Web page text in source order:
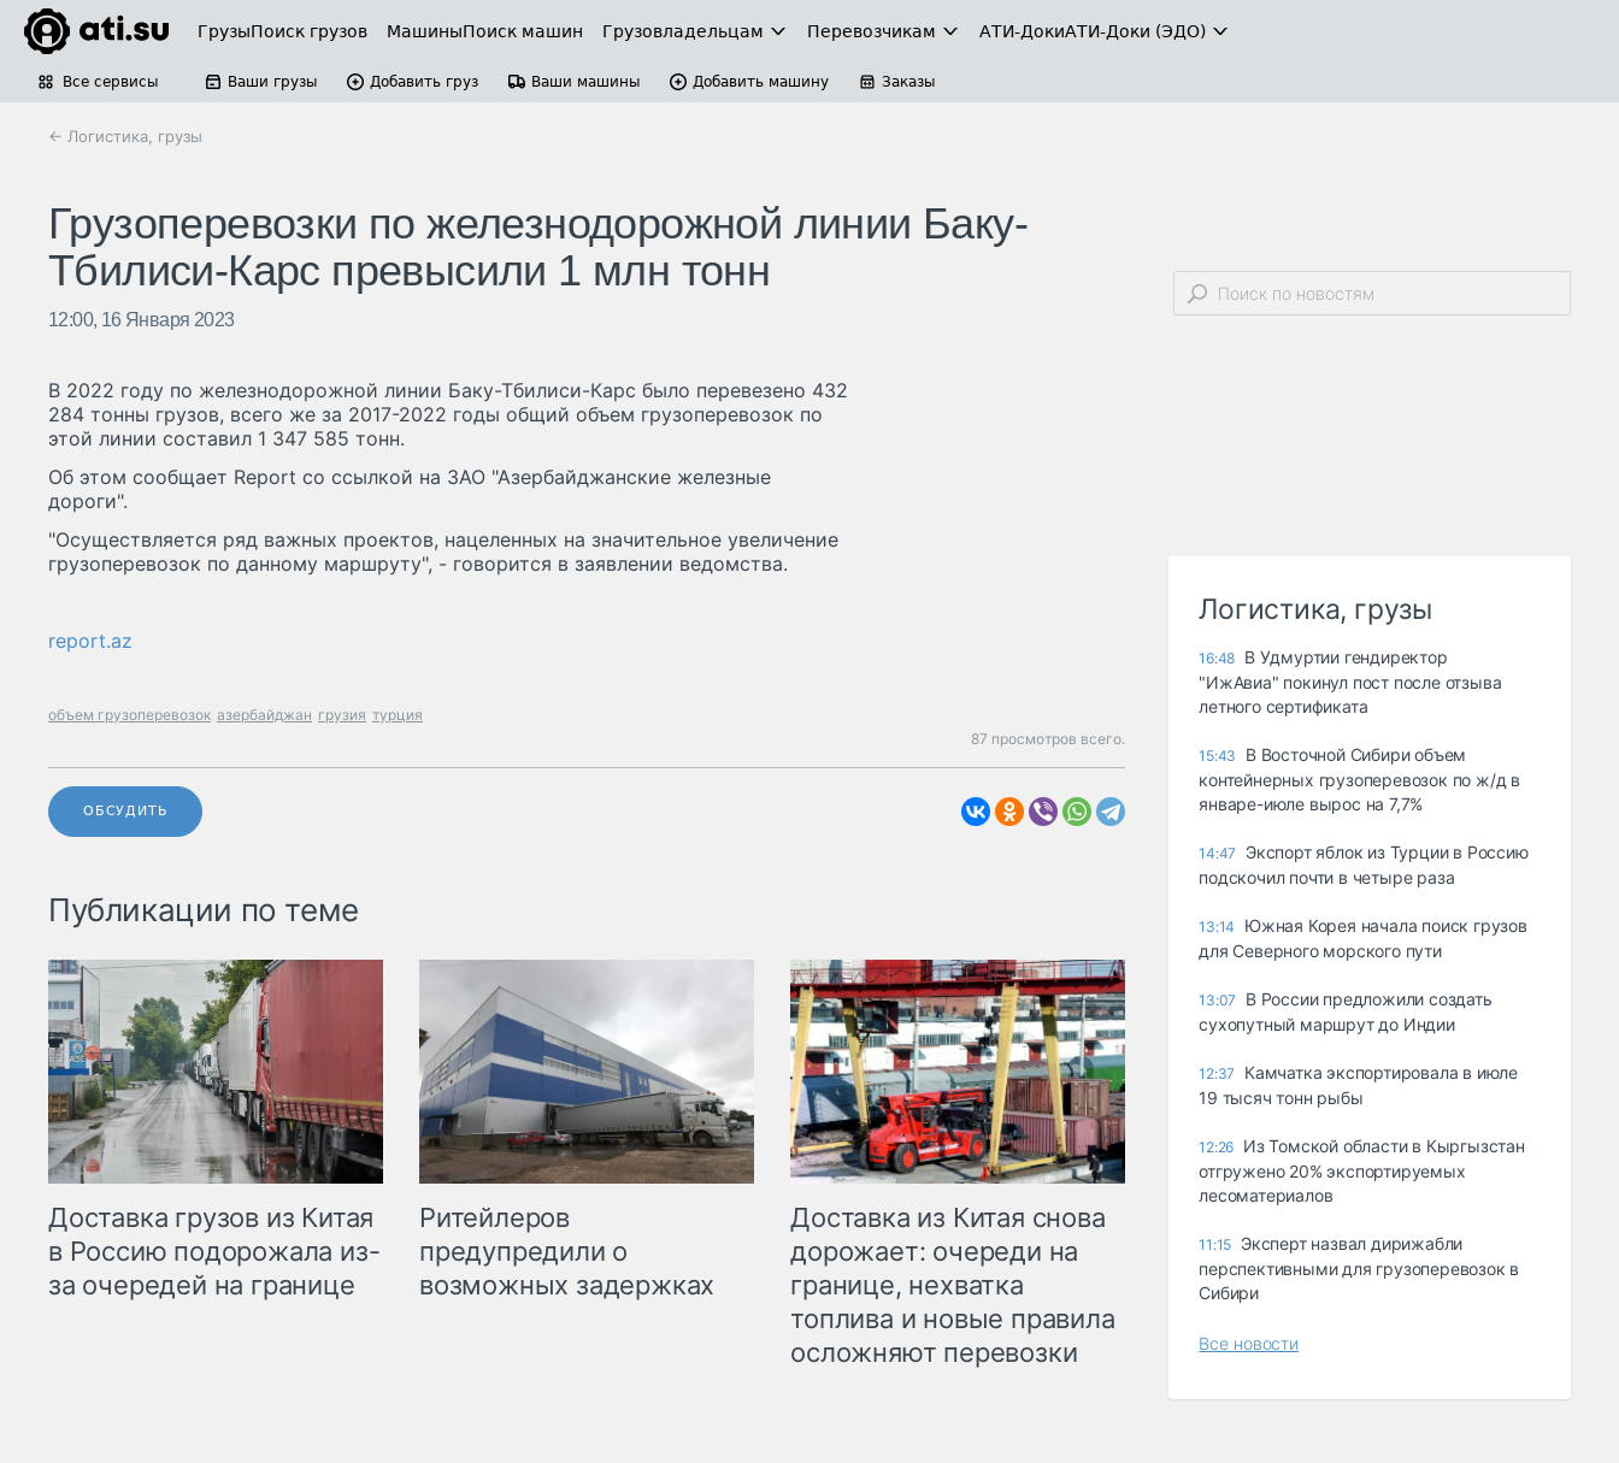
ГрузыПоиск грузов МашиныПоиск машин Грузовладельцам Перевозчикам АТИ-ДокиАТИ-Доки (ЭДО)
Все сервисы Ваши грузы Добавить груз Ваши машины Добавить машину Заказы
← Логистика, грузы
Грузоперевозки по железнодорожной линии Баку-
Тбилиси-Карс превысили 1 млн тонн
12:00, 16 Января 2023
В 2022 году по железнодорожной линии Баку-Тбилиси-Карс было перевезено 432
284 тонны грузов, всего же за 2017-2022 годы общий объем грузоперевозок по
этой линии составил 1 347 585 тонн.
Об этом сообщает Report со ссылкой на ЗАО "Азербайджанские железные
дороги".
"Осуществляется ряд важных проектов, нацеленных на значительное увеличение
грузоперевозок по данному маршруту", - говорится в заявлении ведомства.
report.az
объем грузоперевозок азербайджан грузия турция
87 просмотров всего.
ОБСУДИТЬ
Публикации по теме
Доставка грузов из Китая
в Россию подорожала из-
за очередей на границе
Ритейлеров
предупредили о
возможных задержках
Доставка из Китая снова
дорожает: очереди на
границе, нехватка
топлива и новые правила
осложняют перевозки
Логистика, грузы
16:48 В Удмуртии гендиректор
"ИжАвиа" покинул пост после отзыва
летного сертификата
15:43
В Восточной Сибири объем
контейнерных грузоперевозок по ж/д в
январе-июле вырос на 7,7%
14:47
Экспорт яблок из Турции в Россию
подскочил почти в четыре раза
13:14
Южная Корея начала поиск грузов
для Северного морского пути
13:07
В России предложили создать
сухопутный маршрут до Индии
12:37
Камчатка экспортировала в июле
19 тысяч тонн рыбы
12:26 Из Томской области в Кыргызстан
отгружено 20% экспортируемых
лесоматериалов
11:15 Эксперт назвал дирижабли
перспективными для грузоперевозок в
Сибири
Все новости